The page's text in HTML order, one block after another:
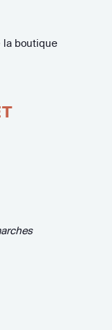
boutique